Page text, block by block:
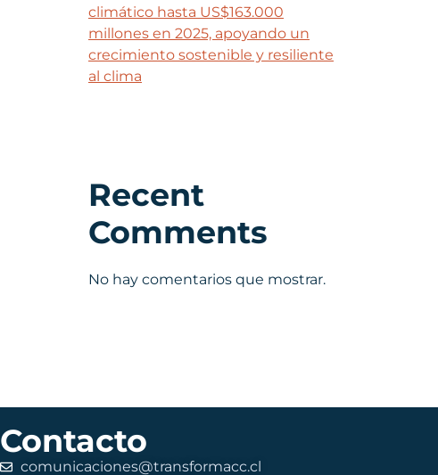
climático hasta US$163.000
millones en 2025, apoyando un
crecimiento sostenible y resiliente
al clima
Recent
Comments
No hay comentarios que mostrar.
Contacto
comunicaciones@transformacc.cl